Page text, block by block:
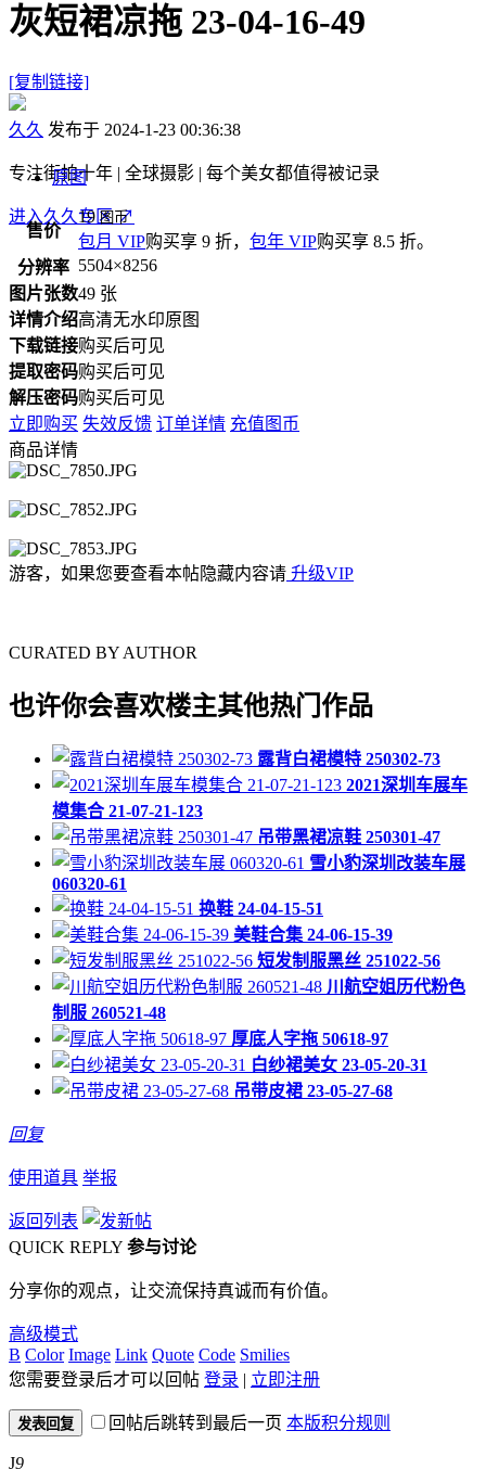
灰短裙凉拖 23-04-16-49
[复制链接]
久久 发布于 2024-1-23 00:36:38
专注街拍十年 | 全球摄影 | 每个美女都值得被记录
进入久久专区↗
原图
售价
19图币
包月 VIP购买享 9 折， 包年 VIP购买享 8.5 折。
分辨率 5504×8256
图片张数49 张
详情介绍高清无水印原图
下载链接购买后可见
提取密码购买后可见
解压密码购买后可见
立即购买 失效反馈 订单详情 充值图币
商品详情
游客，如果您要查看本帖隐藏内容请 升级VIP
CURATED BY AUTHOR
也许你会喜欢楼主其他热门作品
露背白裙模特 250302-73
2021深圳车展车
模集合 21-07-21-123
吊带黑裙凉鞋 250301-47
雪小豹深圳改装车展
060320-61
换鞋 24-04-15-51
美鞋合集 24-06-15-39
短发制服黑丝 251022-56
川航空姐历代粉色
制服 260521-48
厚底人字拖 50618-97
白纱裙美女 23-05-20-31
吊带皮裙 23-05-27-68
回复
使用道具 举报
返回列表
QUICK REPLY 参与讨论
分享你的观点，让交流保持真诚而有价值。
高级模式
B Color Image Link Quote Code Smilies
您需要登录后才可以回帖 登录 | 立即注册
发表回复 回帖后跳转到最后一页 本版积分规则
J9